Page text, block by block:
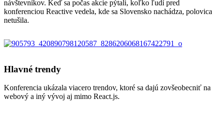
návštevníkov. Keď sa počas akcie pýtali, koľko ľudí pred
konferenciou Reactive vedela, kde sa Slovensko nachádza, polovica
netušila.
Hlavné trendy
Konferencia ukázala viacero trendov, ktoré sa dajú zovšeobecniť na
webový a iný vývoj aj mimo React.js.